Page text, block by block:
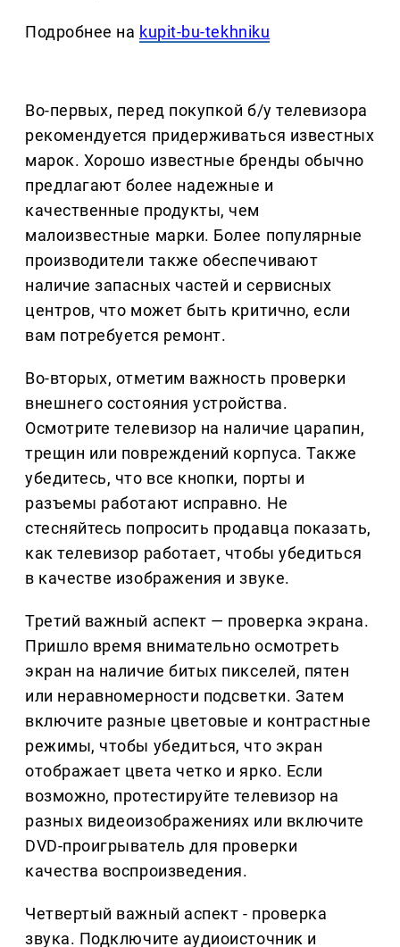
Подробнее на kupit-bu-tekhniku
Во-первых, перед покупкой б/у телевизора
рекомендуется придерживаться известных
марок. Хорошо известные бренды обычно
предлагают более надежные и
качественные продукты, чем
малоизвестные марки. Более популярные
производители также обеспечивают
наличие запасных частей и сервисных
центров, что может быть критично, если
вам потребуется ремонт.
Во-вторых, отметим важность проверки
внешнего состояния устройства.
Осмотрите телевизор на наличие царапин,
трещин или повреждений корпуса. Также
убедитесь, что все кнопки, порты и
разъемы работают исправно. Не
стесняйтесь попросить продавца показать,
как телевизор работает, чтобы убедиться
в качестве изображения и звуке.
Третий важный аспект — проверка экрана.
Пришло время внимательно осмотреть
экран на наличие битых пикселей, пятен
или неравномерности подсветки. Затем
включите разные цветовые и контрастные
режимы, чтобы убедиться, что экран
отображает цвета четко и ярко. Если
возможно, протестируйте телевизор на
разных видеоизображениях или включите
DVD-проигрыватель для проверки
качества воспроизведения.
Четвертый важный аспект - проверка
звука. Подключите аудиоисточник и